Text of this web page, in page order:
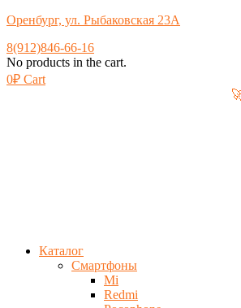
Оренбург, ул. Рыбаковская 23А
8(912)846-66-16
No products in the cart.
0₽ Cart
Каталог
Смартфоны
Mi
Redmi